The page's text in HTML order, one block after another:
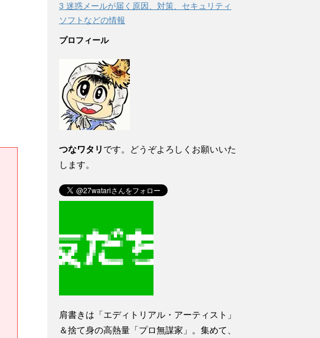
3 迷惑メールが届く原因、対策、セキュリティ
ソフトなどの情報
プロフィール
つなワタリ です。どうぞよろしくお願いいた
します。
肩書きは「エディトリアル・アーティスト」
＆捨て身の高熱量「プロ無謀家」。集めて、